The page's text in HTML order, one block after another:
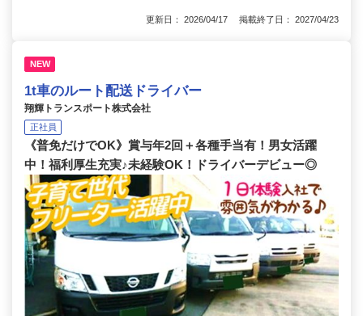
更新日： 2026/04/17 掲載終了日： 2027/04/23
NEW
1t車のルート配送ドライバー
翔輝トランスポート株式会社
正社員
《普免だけでOK》賞与年2回＋各種手当有！男女活躍
中！福利厚生充実♪未経験OK！ドライバーデビュー◎